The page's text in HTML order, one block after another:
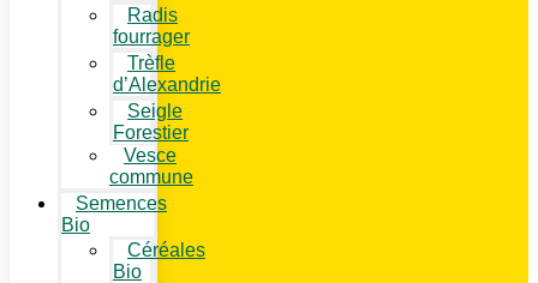
Radis
fourrager
Trèfle
d’Alexandrie
Seigle
Forestier
Vesce
commune
Semences
Bio
Céréales
Bio